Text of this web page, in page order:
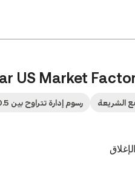
US Market
الشريعة رسوم إدارة تتراوح بين 0.5% - 1%